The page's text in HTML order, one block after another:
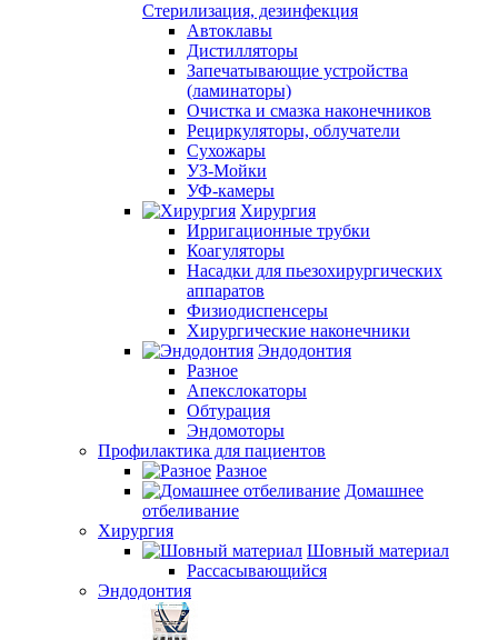
Стерилизация, дезинфекция
Автоклавы
Дистилляторы
Запечатывающие устройства
(ламинаторы)
Очистка и смазка наконечников
Рециркуляторы, облучатели
Сухожары
УЗ-Мойки
УФ-камеры
Хирургия
Ирригационные трубки
Коагуляторы
Насадки для пьезохирургических
аппаратов
Физиодиспенсеры
Хирургические наконечники
Эндодонтия
Разное
Апекслокаторы
Обтурация
Эндомоторы
Профилактика для пациентов
Разное
Домашнее
отбеливание
Хирургия
Шовный материал
Рассасывающийся
Эндодонтия